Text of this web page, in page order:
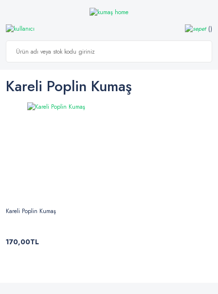
Kareli Poplin Kumaş
Kareli Poplin Kumaş
170,00TL